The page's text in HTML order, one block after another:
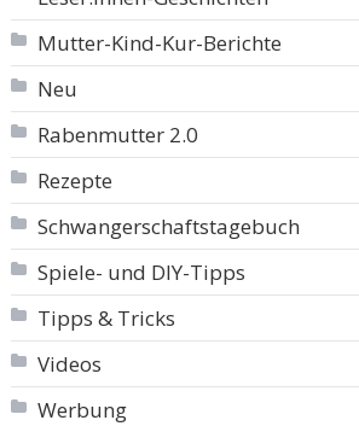
Mutter-Kind-Kur-Berichte
Neu
Rabenmutter 2.0
Rezepte
Schwangerschaftstagebuch
Spiele- und DIY-Tipps
Tipps & Tricks
Videos
Werbung